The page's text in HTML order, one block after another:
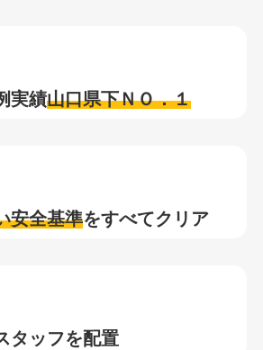
実績山口県下ＮＯ．１
安全基準をすべてクリア
タッフを配置